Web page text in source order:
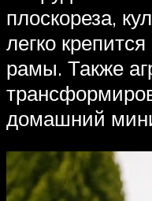
плоскореза,
легко
рамы. Также
домашний